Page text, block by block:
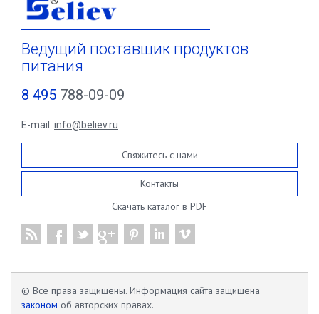
Ведущий поставщик продуктов
питания
8 495 788-09-09
E-mail: info@believ.ru
Свяжитесь с нами
Контакты
Скачать каталог в PDF
© Все права защищены. Информация сайта защищена
законом об авторских правах.